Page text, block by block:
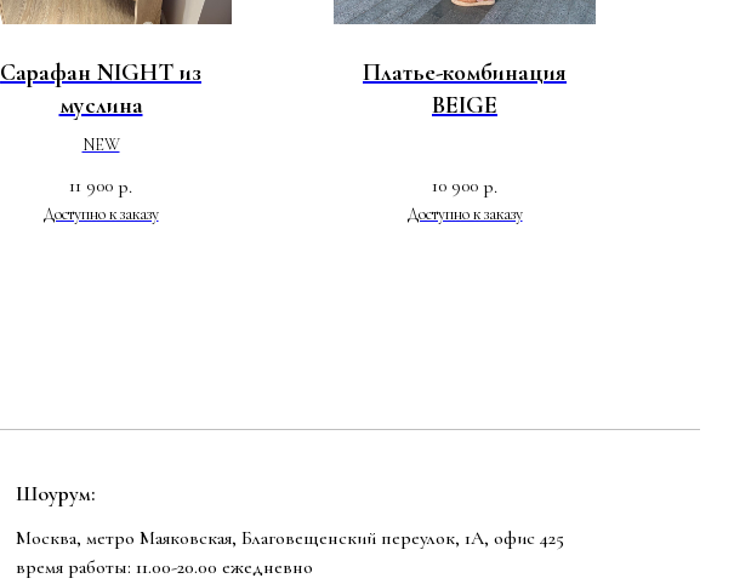
Сарафан NIGHT из
муслина
NEW
11 900 р.
Платье-комбинация
BEIGE
10 900 р.
Шоурум:
Москва, метро Маяковская, Благовещенский переулок, 1А, офис 425
время работы: 11.00-20.00 ежедневно